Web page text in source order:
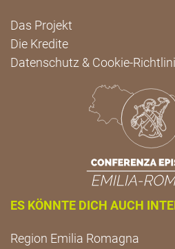
Das Projekt
Die Kredite
Datenschutz & Cookie-
ES KÖNNTE DICH AUCH
Region Emilia Romagna